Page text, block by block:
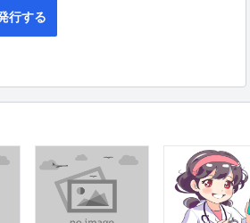
行する